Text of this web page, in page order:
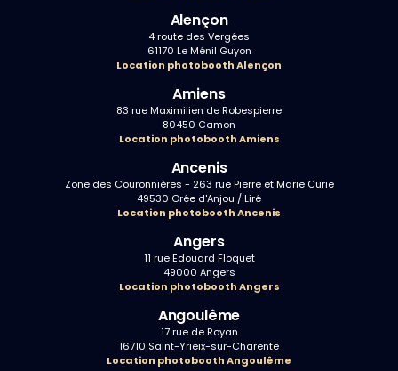
Alençon
4 route des Vergées
61170 Le Ménil Guyon
Location photobooth Alençon
Amiens
83 rue Maximilien de Robespierre
80450 Camon
Location photobooth Amiens
Ancenis
Zone des Couronnières - 263 rue Pierre et Marie Curie
49530 Orée d'Anjou / Liré
Location photobooth Ancenis
Angers
11 rue Edouard Floquet
49000 Angers
Location photobooth Angers
Angoulême
17 rue de Royan
16710 Saint-Yrieix-sur-Charente
Location photobooth Angoulême